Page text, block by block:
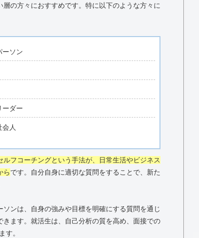
の方々におすすめです。特に以下のような方々に
ーソン
ーダー
人
ルフコーチングという手法が、日常生活やビジネス
らです。自分自身に適切な質問をすることで、新た
ンは、自身の強みや目標を明確にする質問を通じ
ます。就活生は、自己分析の質を高め、面接での
す。